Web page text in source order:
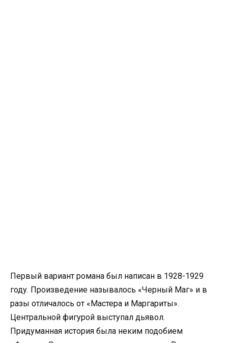
Первый вариант романа был написан в 1928-1929
году. Произведение называлось «Черный Маг» и в
разы отличалось от «Мастера и Маргариты».
Центральной фигурой выступал дьявол.
Придуманная история была неким подобием